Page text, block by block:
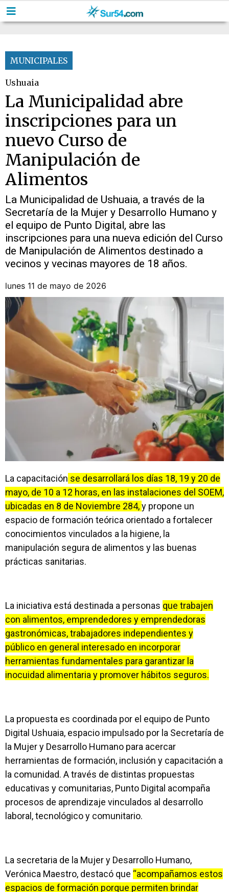
MUNICIPALES
Ushuaia
La Municipalidad abre
inscripciones para un
nuevo Curso de
Manipulación de
Alimentos
La Municipalidad de Ushuaia, a través de la
Secretaría de la Mujer y Desarrollo Humano y
el equipo de Punto Digital, abre las
inscripciones para una nueva edición del Curso
de Manipulación de Alimentos destinado a
vecinos y vecinas mayores de 18 años.
lunes 11 de mayo de 2026
La capacitación se desarrollará los días 18, 19 y 20 de
mayo, de 10 a 12 horas, en las instalaciones del SOEM,
ubicadas en 8 de Noviembre 284,y propone un
espacio de formación teórica orientado a fortalecer
conocimientos vinculados a la higiene, la
manipulación segura de alimentos y las buenas
prácticas sanitarias.
La iniciativa está destinada a personas que trabajen
con alimentos, emprendedores y emprendedoras
gastronómicas, trabajadores independientes y
público en general interesado en incorporar
herramientas fundamentales para garantizar la
inocuidad alimentaria y promover hábitos seguros.
La propuesta es coordinada por el equipo de Punto
Digital Ushuaia, espacio impulsado por la Secretaría de
la Mujer y Desarrollo Humano para acercar
herramientas de formación, inclusión y capacitación a
la comunidad. A través de distintas propuestas
educativas y comunitarias, Punto Digital acompaña
procesos de aprendizaje vinculados al desarrollo
laboral, tecnológico y comunitario.
La secretaria de la Mujer y Desarrollo Humano,
Verónica Maestro, destacó que “acompañamos estos
espacios de formación porque permiten brindar